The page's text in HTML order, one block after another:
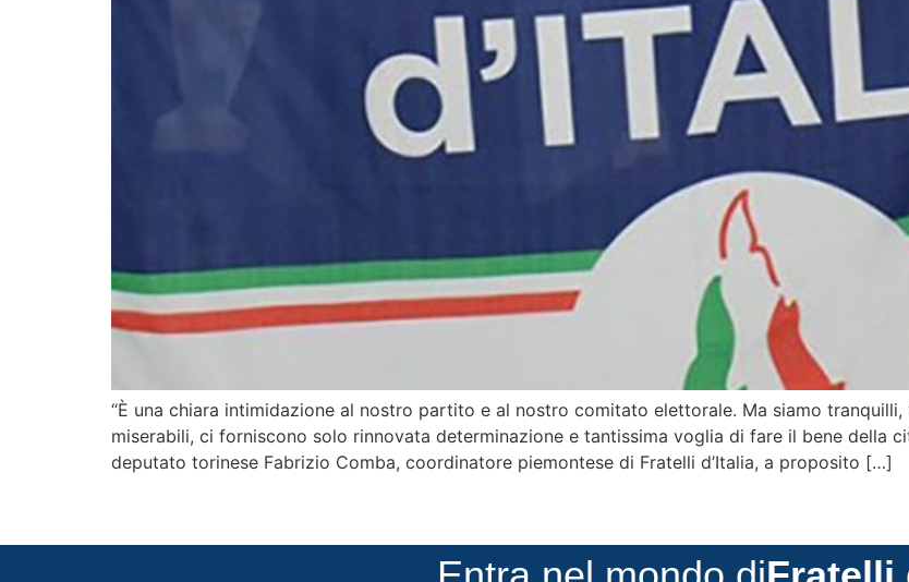
“È una chiara intimidazione al nostro partito e al nostro comitato elettorale. Ma siamo
miserabili, ci forniscono solo rinnovata determinazione e tantissima voglia di fare il bene della
deputato torinese Fabrizio Comba, coordinatore piemontese di Fratelli d’Italia, a proposito […]